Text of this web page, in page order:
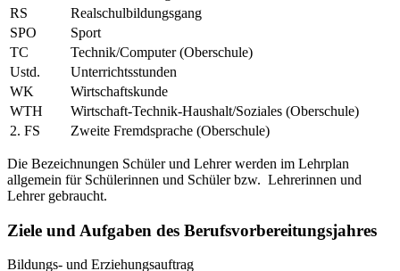
RS
Realschulbildungsgang
SPO
Sport
TC
Technik/Computer (Oberschule)
Ustd.
Unterrichtsstunden
WK
Wirtschaftskunde
WTH
Wirtschaft-Technik-Haushalt/Soziales (Oberschule)
2. FS
Zweite Fremdsprache (Oberschule)
Die Bezeichnungen Schüler und Lehrer werden im Lehrplan
allgemein für Schülerinnen und Schüler bzw. Lehrerinnen und
Lehrer gebraucht.
Ziele und Aufgaben des Berufsvorbereitungsjahres
Bildungs- und Erziehungsauftrag